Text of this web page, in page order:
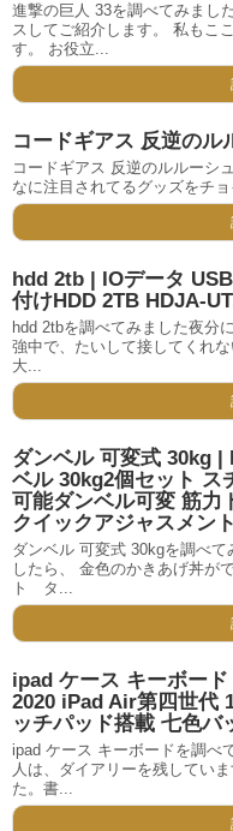
進撃の巨人 33を調べてみまし
スしてご紹介します。 私もこ
す。 お役立...
コードギアス 反逆の
コードギアス 反逆のルルーシ
なに注目されてるグッズをチ
hdd 2tb | IOデータ
付けHDD 2TB HDJA-
hdd 2tbを調べてみました夜分
強中で、たいして接してくれ
大...
ダンベル 可変式 30kg |
ベル 30kg2個セット ス
可能ダンベル可変 筋力
クイックアジャスメント
ダンベル 可変式 30kgを調べ
したら、 金色のかきあげ丼が
ト タ...
ipad ケース キーボー
2020 iPad Air第四世代
ッチパッド搭載 七色バ
ipad ケース キーボードを調べ
人は、ダイアリーを残してい
た。書...